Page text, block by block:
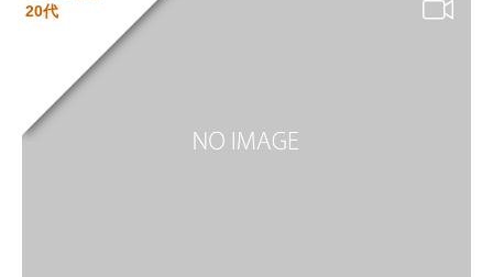
20代